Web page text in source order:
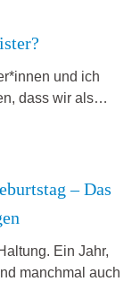
und ich
dass wir als…
– Das
Ein Jahr,
manchmal auch